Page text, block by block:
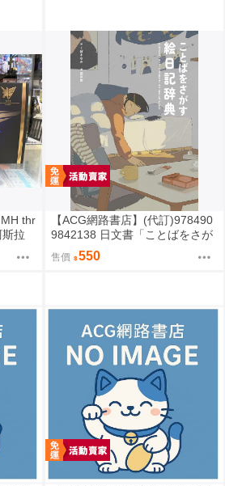
thr
拉
內文
【ACG網路書店】(代訂)978490
9842138 日文書「ことばをさが
す絵日記辞典」YUEISHA DICTI
ONARY
售價 550